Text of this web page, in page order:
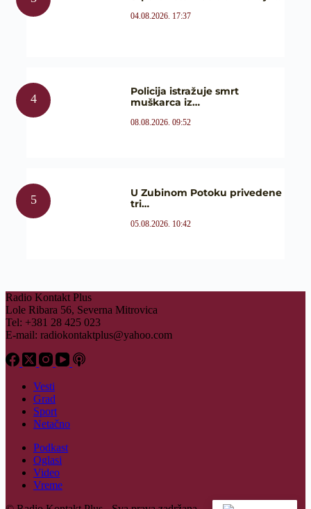
04.08.2026. 17:37
Policija istražuje smrt
muškarca iz…
08.08.2026. 09:52
U Zubinom Potoku privedene
tri…
05.08.2026. 10:42
Radio Kontakt Plus
Lole Ribara 56, Severna Mitrovica
Tel: +381 28 425 023
E-mail: radiokontaktplus@yahoo.com
Vesti
Grad
Sport
Netačno
Podkast
Oglasi
Video
Vreme